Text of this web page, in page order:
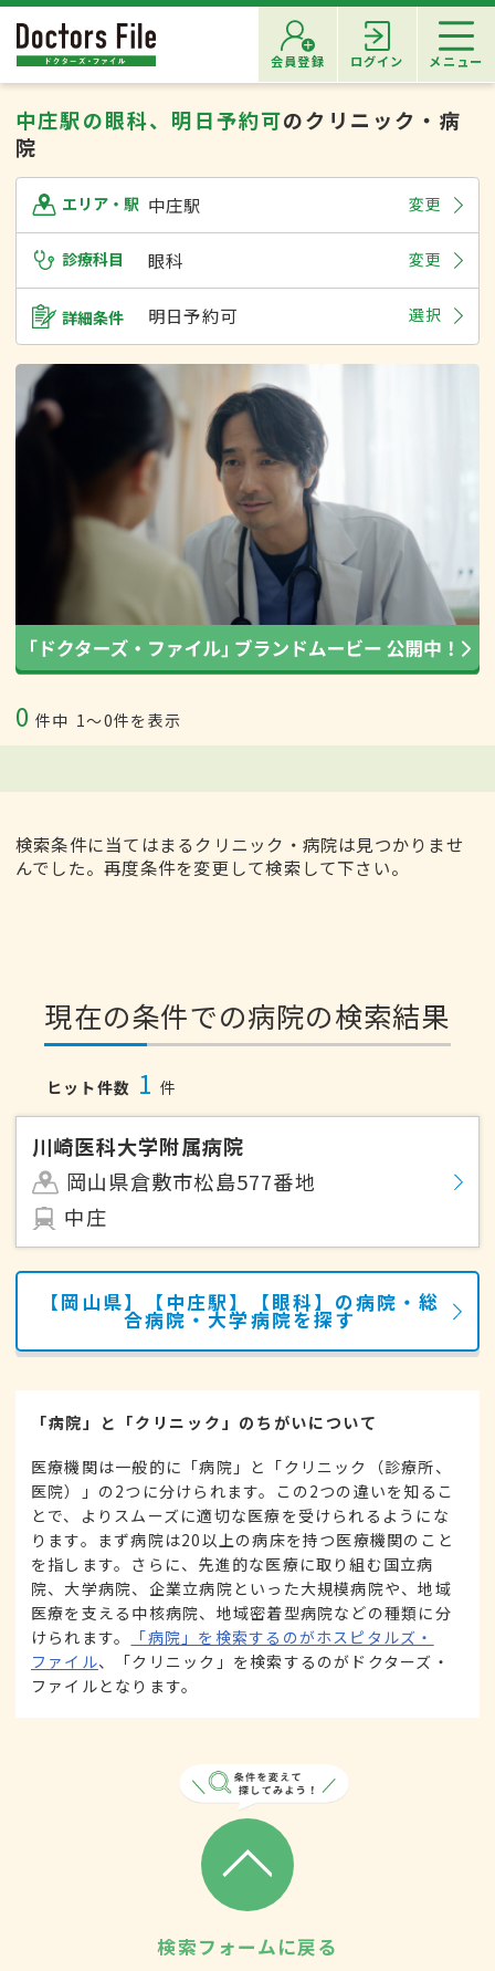
会員登録 ログイン メニュー
中庄駅の眼科、明日予約可のクリニック・病
院
エリア・駅 中庄駅 変更
診療科目 眼科 変更
詳細条件 明日予約可 選択
0 件中 1〜0件を表示
検索条件に当てはまるクリニック・病院は見つかりませ
んでした。再度条件を変更して検索して下さい。
現在の条件での病院の検索結果
ヒット件数 1 件
川崎医科大学附属病院
岡山県倉敷市松島577番地
中庄
【岡山県】【中庄駅】【眼科】の病院・総
合病院・大学病院を探す
「病院」と「クリニック」のちがいについて
医療機関は一般的に「病院」と「クリニック（診療所、
医院）」の2つに分けられます。この2つの違いを知るこ
とで、よりスムーズに適切な医療を受けられるようにな
ります。まず病院は20以上の病床を持つ医療機関のこと
を指します。さらに、先進的な医療に取り組む国立病
院、大学病院、企業立病院といった大規模病院や、地域
医療を支える中核病院、地域密着型病院などの種類に分
けられます。
「病院」を検索するのがホスピタルズ・
ファイル、「クリニック」を検索するのがドクターズ・
ファイルとなります。
検索フォームに戻る